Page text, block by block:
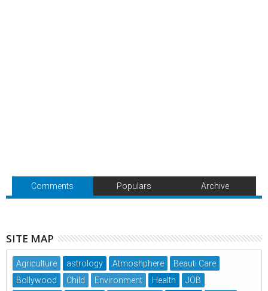
Comments Populars Archive
SITE MAP
Agriculture astrology Atmoshphere
Beauti Care
Bollywood
Child Environment Health
JOB